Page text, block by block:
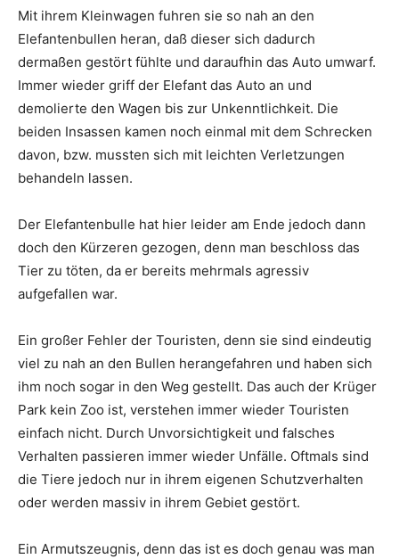
Mit ihrem Kleinwagen fuhren sie so nah an den
Elefantenbullen heran, daß dieser sich dadurch
dermaßen gestört fühlte und daraufhin das Auto umwarf.
Immer wieder griff der Elefant das Auto an und
demolierte den Wagen bis zur Unkenntlichkeit. Die
beiden Insassen kamen noch einmal mit dem Schrecken
davon, bzw. mussten sich mit leichten Verletzungen
behandeln lassen.
Der Elefantenbulle hat hier leider am Ende jedoch dann
doch den Kürzeren gezogen, denn man beschloss das
Tier zu töten, da er bereits mehrmals agressiv
aufgefallen war.
Ein großer Fehler der Touristen, denn sie sind eindeutig
viel zu nah an den Bullen herangefahren und haben sich
ihm noch sogar in den Weg gestellt. Das auch der Krüger
Park kein Zoo ist, verstehen immer wieder Touristen
einfach nicht. Durch Unvorsichtigkeit und falsches
Verhalten passieren immer wieder Unfälle. Oftmals sind
die Tiere jedoch nur in ihrem eigenen Schutzverhalten
oder werden massiv in ihrem Gebiet gestört.
Ein Armutszeugnis, denn das ist es doch genau was man